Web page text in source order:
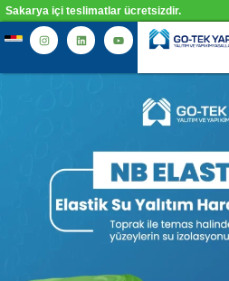
Sakarya içi teslimatlar ücretsizdir.